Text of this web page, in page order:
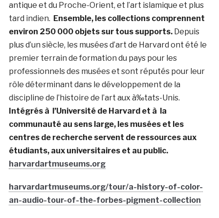
antique et du Proche-Orient, et l’art islamique et plus
tard indien. Ensemble, les collections comprennent
environ 250 000 objets sur tous supports. Depuis
plus d’un siècle, les musées d’art de Harvard ont été le
premier terrain de formation du pays pour les
professionnels des musées et sont réputés pour leur
rôle déterminant dans le développement de la
discipline de l’histoire de l’art aux à‰tats-Unis.
Intégrés à l’Université de Harvard et à la
communauté au sens large, les musées et les
centres de recherche servent de ressources aux
étudiants, aux universitaires et au public.
harvardartmuseums.org
harvardartmuseums.org/tour/a-history-of-color-
an-audio-tour-of-the-forbes-pigment-collection